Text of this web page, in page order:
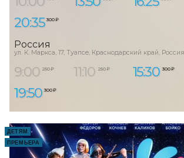
20:35 300 ₽
Россия
ул. К. Маркса, 17, Туапсе, Краснодарский край,
9:00 250 ₽ 11:10 250 ₽ 15:30 300 ₽
19:50 300 ₽
ДЕТЯМ
ПРЕМЬЕРА